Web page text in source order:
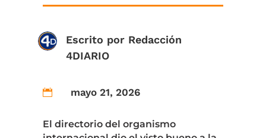
Escrito por Redacción
4DIARIO
 mayo 21, 2026
El directorio del organismo